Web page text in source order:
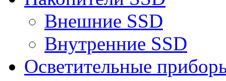
Внешние SSD
Внутренние SSD
Осветительные